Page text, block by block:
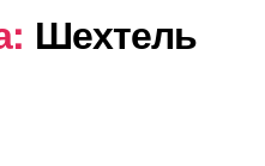
Шехтель